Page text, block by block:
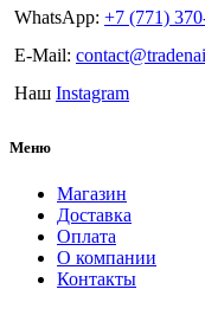
WhatsApp: +7 (771)
E-Mail:
Наш Instagram
Меню
Магазин
Доставка
Оплата
О компании
Контакты